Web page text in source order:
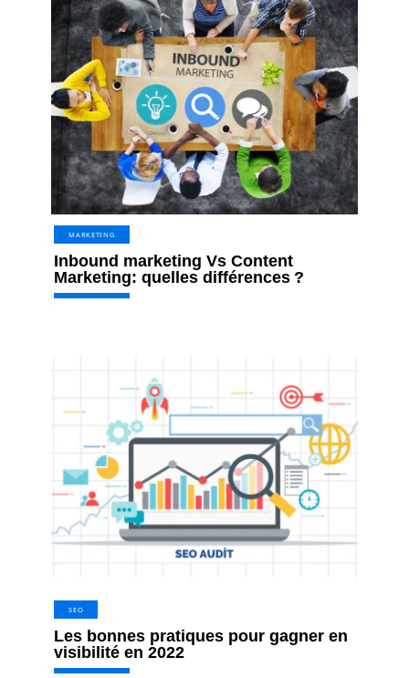
MARKETING
Inbound marketing Vs Content
Marketing: quelles différences ?
SEO
Les bonnes pratiques pour gagner en
visibilité en 2022